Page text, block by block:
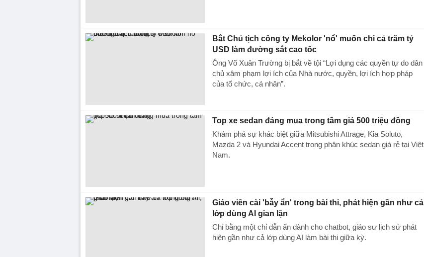
Bắt Chủ tịch công ty Mekolor 'nổ' muốn chi cả trăm tỷ
USD làm đường sắt cao tốc
Ông Võ Xuân Trường bị bắt về tội “Lợi dụng các quyền tự do dân
chủ xâm phạm lợi ích của Nhà nước, quyền, lợi ích hợp pháp
của tổ chức, cá nhân”.
Top xe sedan đáng mua trong tầm giá 500 triệu đồng
Khám phá sự khác biệt giữa Mitsubishi Attrage, Kia Soluto,
Mazda 2 và Hyundai Accent trong phân khúc sedan giá rẻ tại Việt
Nam.
Giáo viên cài 'bẫy ẩn' trong bài thi, phát hiện gần như cả
lớp dùng AI gian lận
Chỉ bằng một chỉ dẫn ẩn dành cho chatbot, giáo sư lịch sử phát
hiện gần như cả lớp dùng AI làm bài thi giữa kỳ.